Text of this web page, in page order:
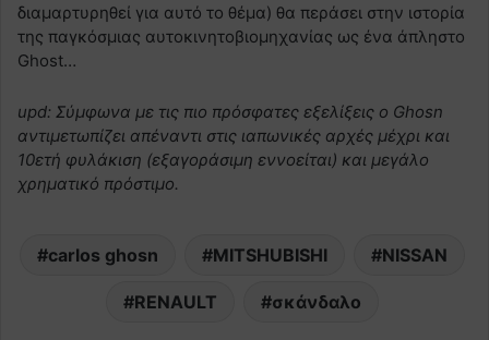
διαμαρτυρηθεί για αυτό το θέμα) θα περάσει στην ιστορία
της παγκόσμιας αυτοκινητοβιομηχανίας ως ένα άπληστο
Ghost…
upd: Σύμφωνα με τις πιο πρόσφατες εξελίξεις ο Ghosn
αντιμετωπίζει απέναντι στις ιαπωνικές αρχές μέχρι και
10ετή φυλάκιση (εξαγοράσιμη εννοείται) και μεγάλο
χρηματικό πρόστιμο.
carlos ghosn MITSHUBISHI NISSAN
RENAULT σκάνδαλο